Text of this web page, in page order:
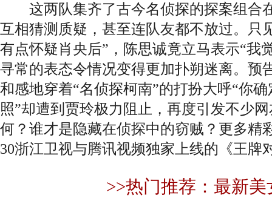
这两队集齐了古今名侦探的探案组合
互相猜测质疑，甚至连队友都不放过。只
有点怀疑肖央后”，陈思诚竟立马表示“我
寻常的表态令情况变得更加扑朔迷离。预
和感地穿着“名侦探柯南”的打扮大呼“你
照”却遭到贾玲极力阻止，再度引发不少
何？谁才是隐藏在侦探中的窃贼？更多精
30浙江卫视与腾讯视频独家上线的《王牌
>>热门推荐：最新美